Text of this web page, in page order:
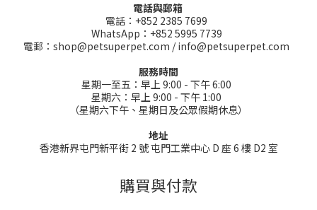
電話與郵箱
電話：+852 2385 7699
WhatsApp：+852 5995 7739
電郵：shop@petsuperpet.com / info@petsuperpet.com
服務時間
星期一至五：早上 9:00 - 下午 6:00
星期六：早上 9:00 - 下午 1:00
（星期六下午、星期日及公眾假期休息）
地址
香港新界屯門新平街 2 號 屯門工業中心 D 座 6 樓 D2 室
購買與付款